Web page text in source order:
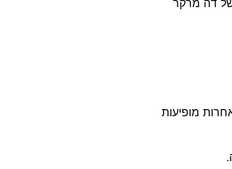
מופיעות